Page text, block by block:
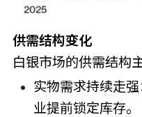
供需结构变化
白银市场的供需结构
实物需求持续走
业提前锁定库存。